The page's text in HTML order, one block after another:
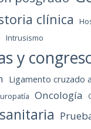
clínica
Intrusismo
y
Ligamento cruzado
Oncología